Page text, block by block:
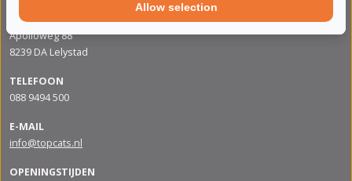
ADRES
Apolloweg 88
8239 DA Lelystad
TELEFOON
088 9494 500
E-MAIL
info@topcats.nl
OPENINGSTIJDEN
Allow selection